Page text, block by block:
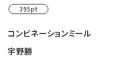
395pt
コンビネーションミール
宇野勝